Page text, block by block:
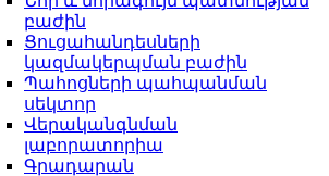
բաժին
Ցուցահանդեսների
կազմակերպման բաժին
Պահոցների պահպանման
սեկտոր
Վերականգնման
լաբորատորիա
Գրադարան